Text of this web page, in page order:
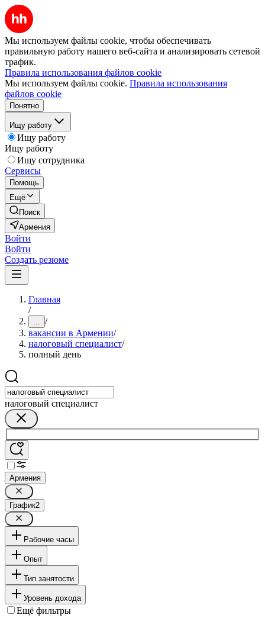
Мы используем файлы cookie, чтобы обеспечивать
правильную работу нашего веб-сайта и анализировать сетевой
трафик.
Правила использования файлов cookie
Мы используем файлы cookie. Правила использования
файлов cookie
Понятно
Ищу работу
Ищу работу
Ищу работу
Ищу сотрудника
Сервисы
Помощь
Ещё
Поиск
Армения
Войти
Войти
Создать резюме
Главная
/
... /
вакансии в Армении/
налоговый специалист/
полный день
налоговый специалист
Армения
График2
Рабочие часы
Опыт
Тип занятости
Уровень дохода
Ещё фильтры